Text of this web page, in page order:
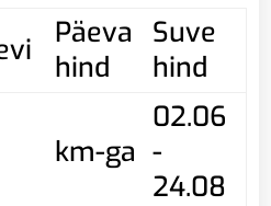
Päeva
hind
Suve
hind
km-ga
02.06
-
24.08